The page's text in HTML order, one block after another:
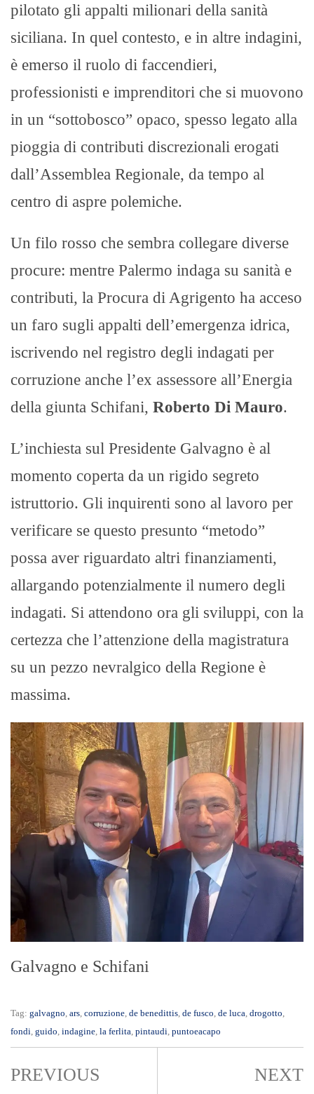
pilotato gli appalti milionari della sanità
siciliana. In quel contesto, e in altre indagini,
è emerso il ruolo di faccendieri,
professionisti e imprenditori che si muovono
in un “sottobosco” opaco, spesso legato alla
pioggia di contributi discrezionali erogati
dall’Assemblea Regionale, da tempo al
centro di aspre polemiche.
Un filo rosso che sembra collegare diverse
procure: mentre Palermo indaga su sanità e
contributi, la Procura di Agrigento ha acceso
un faro sugli appalti dell’emergenza idrica,
iscrivendo nel registro degli indagati per
corruzione anche l’ex assessore all’Energia
della giunta Schifani, Roberto Di Mauro.
L’inchiesta sul Presidente Galvagno è al
momento coperta da un rigido segreto
istruttorio. Gli inquirenti sono al lavoro per
verificare se questo presunto “metodo”
possa aver riguardato altri finanziamenti,
allargando potenzialmente il numero degli
indagati. Si attendono ora gli sviluppi, con la
certezza che l’attenzione della magistratura
su un pezzo nevralgico della Regione è
massima.
Galvagno e Schifani
Tag: galvagno, ars, corruzione, de benedittis, de fusco, de luca, drogotto,
fondi, guido, indagine, la ferlita, pintaudi, puntoeacapo
PREVIOUS NEXT